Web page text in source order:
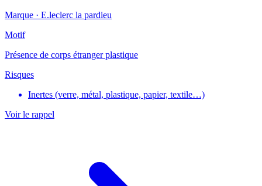
Marque · E.leclerc la pardieu
Motif
Présence de corps étranger plastique
Risques
Inertes (verre, métal, plastique, papier, textile…)
Voir le rappel